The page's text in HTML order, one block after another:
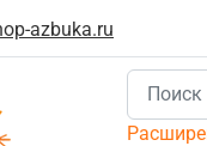
azbuka.ru